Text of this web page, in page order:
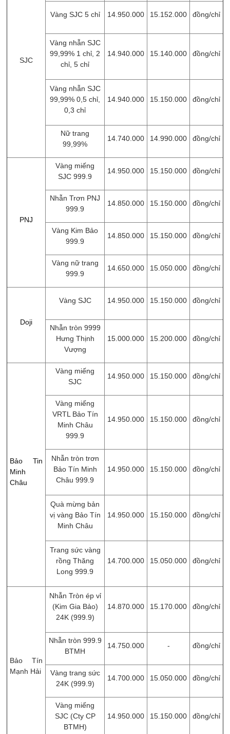
SJC
Vàng SJC 5 chỉ 14.950.000 15.152.000 đồng/chỉ
Vàng nhẫn SJC
99,99% 1 chỉ, 2
chỉ, 5 chỉ
14.940.000 15.140.000 đồng/chỉ
Vàng nhẫn SJC
99,99% 0,5 chỉ,
0,3 chỉ
14.940.000 15.150.000 đồng/chỉ
Nữ trang
99,99%
14.740.000 14.990.000 đồng/chỉ
PNJ
Vàng miếng
SJC 999.9
14.950.000 15.150.000 đồng/chỉ
Nhẫn Trơn PNJ
999.9
14.850.000 15.150.000 đồng/chỉ
Vàng Kim Bảo
999.9
14.850.000 15.150.000 đồng/chỉ
Vàng nữ trang
999.9
14.650.000 15.050.000 đồng/chỉ
Doji
Vàng SJC 14.950.000 15.150.000 đồng/chỉ
Nhẫn tròn 9999
Hưng Thịnh
Vượng
15.000.000 15.200.000 đồng/chỉ
Bảo Tin
Minh
Châu
Vàng miếng
SJC
14.950.000 15.150.000 đồng/chỉ
Vàng miếng
VRTL Bảo Tín
Minh Châu
999.9
14.950.000 15.150.000 đồng/chỉ
Nhẫn tròn trơn
Bảo Tín Minh
Châu 999.9
14.950.000 15.150.000 đồng/chỉ
Quà mừng bản
vị vàng Bảo Tín
Minh Châu
14.950.000 15.150.000 đồng/chỉ
Trang sức vàng
rồng Thăng
Long 999.9
14.700.000 15.050.000 đồng/chỉ
Bảo Tín
Mạnh Hải
Nhẫn Tròn ép vỉ
(Kim Gia Bảo)
24K (999.9)
14.870.000 15.170.000 đồng/chỉ
Nhẫn tròn 999.9
BTMH
14.750.000 - đồng/chỉ
Vàng trang sức
24K (999.9)
14.700.000 15.050.000 đồng/chỉ
Vàng miếng
SJC (Cty CP
BTMH)
14.950.000 15.150.000 đồng/chỉ